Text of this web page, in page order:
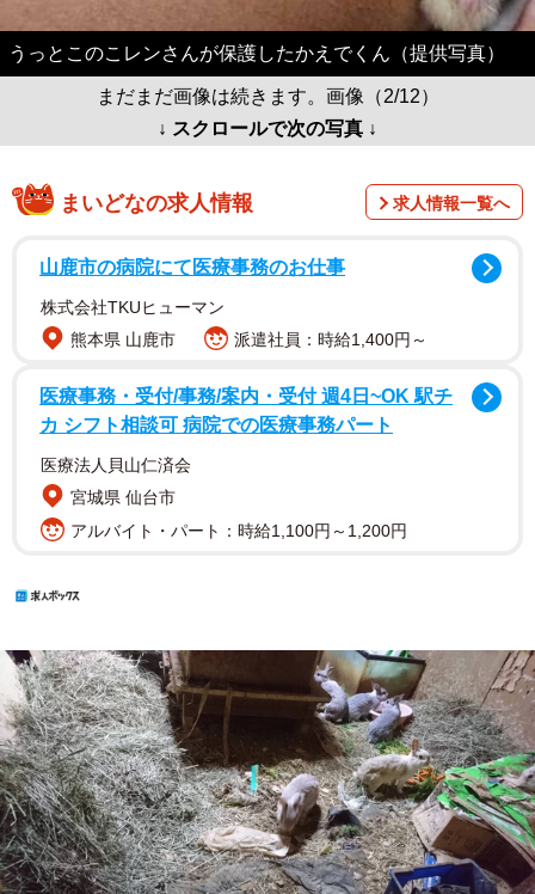
うっとこのこレンさんが保護したかえでくん（提供写真）
まだまだ画像は続きます。画像（2/12）
↓ スクロールで次の写真 ↓
まいどなの求人情報 求人情報一覧へ
山鹿市の病院にて医療事務のお仕事
株式会社TKUヒューマン
熊本県 山鹿市
派遣社員：時給1,400円～
医療事務・受付/事務/案内・受付 週4日~OK 駅チ
カ シフト相談可 病院での医療事務パート
医療法人貝山仁済会
宮城県 仙台市
アルバイト・パート：時給1,100円～1,200円